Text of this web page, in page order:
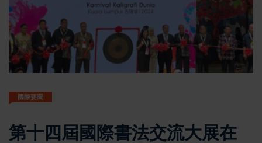
國際要聞
第十四屆國際書法交流大展在